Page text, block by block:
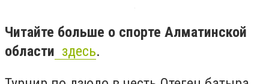
Читайте больше о спорте Алматинской
области здесь.